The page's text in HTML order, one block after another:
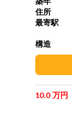
住所
最寄駅
構造
10.0 万円